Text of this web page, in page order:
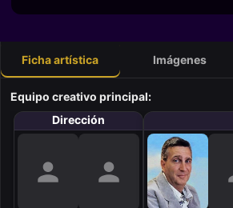
Ficha artística Imágenes
Equipo creativo principal:
Dirección